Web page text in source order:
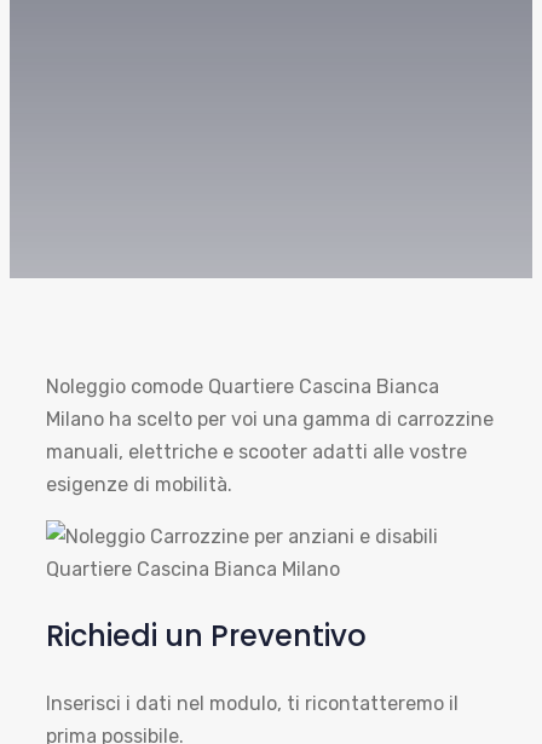
Noleggio comode Quartiere Cascina Bianca
Milano ha scelto per voi una gamma di carrozzine
manuali, elettriche e scooter adatti alle vostre
esigenze di mobilità.
Richiedi un Preventivo
Inserisci i dati nel modulo, ti ricontatteremo il
prima possibile.